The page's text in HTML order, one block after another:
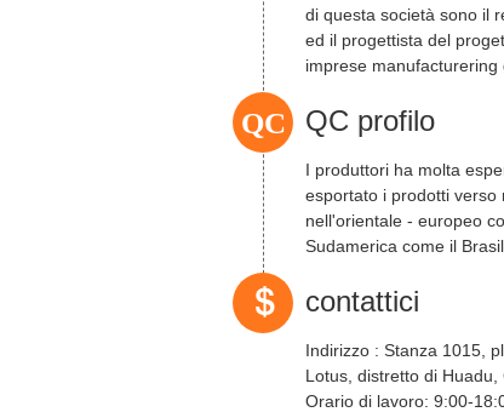
di questa società sono il
ed il progettista del
imprese manufacturering
QC QC profilo
I produttori ha molta
esportato i prodotti verso
nell'orientale - europeo
Sudamerica come il
contattici
Indirizzo : Stanza 1015,
Lotus, distretto di Huadu,
Orario di lavoro: